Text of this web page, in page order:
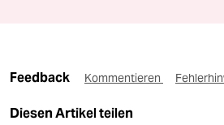
Feedback Kommentieren
Diesen Artikel teilen